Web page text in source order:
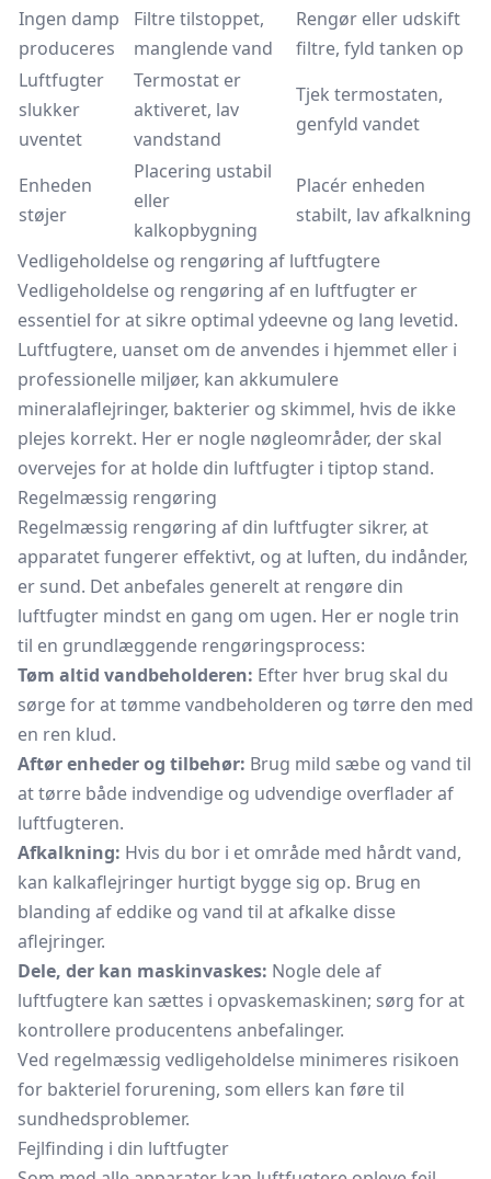
Ingen damp
produceres
Filtre tilstoppet,
manglende vand
Rengør eller udskift
filtre, fyld tanken op
Luftfugter
slukker
uventet
Termostat er
aktiveret, lav
vandstand
Tjek termostaten,
genfyld vandet
Enheden
støjer
Placering ustabil
eller
kalkopbygning
Placér enheden
stabilt, lav afkalkning
Vedligeholdelse og rengøring af luftfugtere
Vedligeholdelse og rengøring af en luftfugter er
essentiel for at sikre optimal ydeevne og lang levetid.
Luftfugtere, uanset om de anvendes i hjemmet eller i
professionelle miljøer, kan akkumulere
mineralaflejringer, bakterier og skimmel, hvis de ikke
plejes korrekt. Her er nogle nøgleområder, der skal
overvejes for at holde din luftfugter i tiptop stand.
Regelmæssig rengøring
Regelmæssig rengøring af din luftfugter sikrer, at
apparatet fungerer effektivt, og at luften, du indånder,
er sund. Det anbefales generelt at rengøre din
luftfugter mindst en gang om ugen. Her er nogle trin
til en grundlæggende rengøringsprocess:
Tøm altid vandbeholderen: Efter hver brug skal du
sørge for at tømme vandbeholderen og tørre den med
en ren klud.
Aftør enheder og tilbehør: Brug mild sæbe og vand til
at tørre både indvendige og udvendige overflader af
luftfugteren.
Afkalkning: Hvis du bor i et område med hårdt vand,
kan kalkaflejringer hurtigt bygge sig op. Brug en
blanding af eddike og vand til at afkalke disse
aflejringer.
Dele, der kan maskinvaskes: Nogle dele af
luftfugtere kan sættes i opvaskemaskinen; sørg for at
kontrollere producentens anbefalinger.
Ved regelmæssig vedligeholdelse minimeres risikoen
for bakteriel forurening, som ellers kan føre til
sundhedsproblemer.
Fejlfinding i din luftfugter